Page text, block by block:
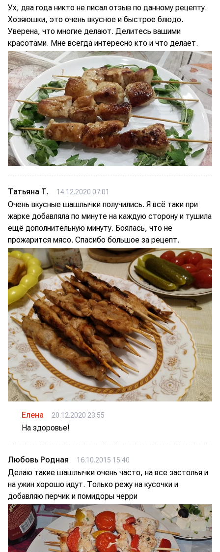
Ух, два года никто не писал отзыв по данному рецепту.
Хозяюшки, это очень вкусное и быстрое блюдо.
Уверена, что многие делают. Делитесь вашими
красотами. Мне всегда интересно кто и что делает.
Татьяна Т. 14.12.2020 07:01
Очень вкусные шашлычки получились. Я всё таки при
жарке добавляла по минуте на каждую сторону и тушила
ещё дополнительную минуту. Боялась, что не
прожарится мясо. Спасибо большое за рецепт.
Елена 20.12.2020 23:55
На здоровье!
Любовь Родная 16.10.2015 15:40
Делаю такие шашлычки очень часто, на все застолья и
на ужин хорошо идут. Только режу на кусочки и
добавляю перчик и помидоры черри